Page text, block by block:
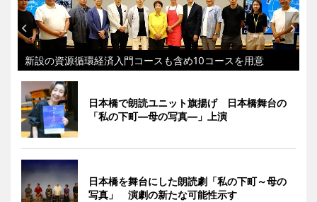
新設の資源循環経済入門コースも含め10コースを用意
日本橋で朗読ユニット旗揚げ 日本橋舞台の
「私の下町―母の写真―」上演
日本橋を舞台にした朗読劇「私の下町～母の
写真」 演劇の新たな可能性示す